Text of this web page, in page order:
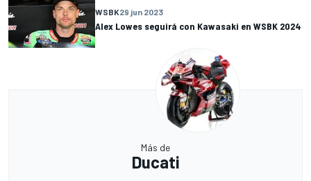
WSBK29 jun 2023
Alex Lowes seguirá con Kawasaki en WSBK 2024
Más de
Ducati